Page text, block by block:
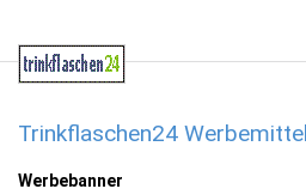
Trinkflaschen24
Werbebanner